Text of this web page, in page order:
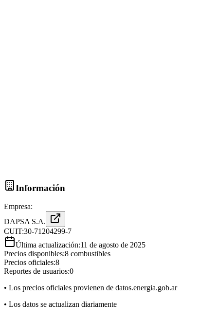
Información
Empresa:
DAPSA S.A.
CUIT:30-71204299-7
Última actualización:11 de agosto de 2025
Precios disponibles:8 combustibles
Precios oficiales:8
Reportes de usuarios:0
• Los precios oficiales provienen de datos.energia.gob.ar
• Los datos se actualizan diariamente